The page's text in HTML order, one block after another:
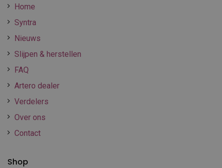
Home
Syntra
Nieuws
Slijpen & herstellen
FAQ
Artero dealer
Verdelers
Over ons
Contact
Shop